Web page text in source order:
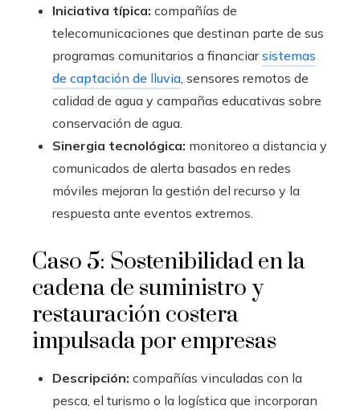
Iniciativa típica: compañías de
telecomunicaciones que destinan parte de sus
programas comunitarios a financiarsistemas
de captación de lluvia, sensores remotos de
calidad de agua y campañas educativas sobre
conservación de agua.
Sinergia tecnológica: monitoreo a distancia y
comunicados de alerta basados en redes
móviles mejoran la gestión del recurso y la
respuesta ante eventos extremos.
Caso 5: Sostenibilidad en la
cadena de suministro y
restauración costera
impulsada por empresas
Descripción: compañías vinculadas con la
pesca, el turismo o la logística que incorporan